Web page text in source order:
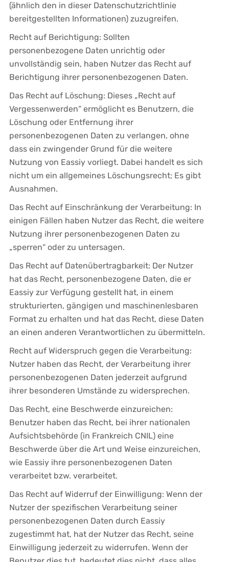
(ähnlich den in dieser Datenschutzrichtlinie
bereitgestellten Informationen) zuzugreifen.
Recht auf Berichtigung: Sollten
personenbezogene Daten unrichtig oder
unvollständig sein, haben Nutzer das Recht auf
Berichtigung ihrer personenbezogenen Daten.
Das Recht auf Löschung: Dieses „Recht auf
Vergessenwerden“ ermöglicht es Benutzern, die
Löschung oder Entfernung ihrer
personenbezogenen Daten zu verlangen, ohne
dass ein zwingender Grund für die weitere
Nutzung von Eassiy vorliegt. Dabei handelt es sich
nicht um ein allgemeines Löschungsrecht; Es gibt
Ausnahmen.
Das Recht auf Einschränkung der Verarbeitung: In
einigen Fällen haben Nutzer das Recht, die weitere
Nutzung ihrer personenbezogenen Daten zu
„sperren“ oder zu untersagen.
Das Recht auf Datenübertragbarkeit: Der Nutzer
hat das Recht, personenbezogene Daten, die er
Eassiy zur Verfügung gestellt hat, in einem
strukturierten, gängigen und maschinenlesbaren
Format zu erhalten und hat das Recht, diese Daten
an einen anderen Verantwortlichen zu übermitteln.
Recht auf Widerspruch gegen die Verarbeitung:
Nutzer haben das Recht, der Verarbeitung ihrer
personenbezogenen Daten jederzeit aufgrund
ihrer besonderen Umstände zu widersprechen.
Das Recht, eine Beschwerde einzureichen:
Benutzer haben das Recht, bei ihrer nationalen
Aufsichtsbehörde (in Frankreich CNIL) eine
Beschwerde über die Art und Weise einzureichen,
wie Eassiy ihre personenbezogenen Daten
verarbeitet bzw. verarbeitet.
Das Recht auf Widerruf der Einwilligung: Wenn der
Nutzer der spezifischen Verarbeitung seiner
personenbezogenen Daten durch Eassiy
zugestimmt hat, hat der Nutzer das Recht, seine
Einwilligung jederzeit zu widerrufen. Wenn der